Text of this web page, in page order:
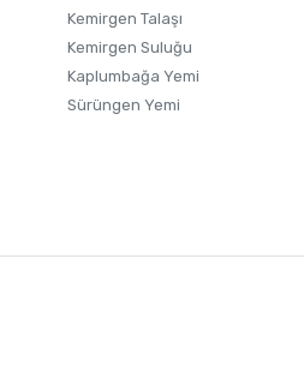
Kemirgen Talaşı
Kemirgen Suluğu
Kaplumbağa Yemi
Sürüngen Yemi